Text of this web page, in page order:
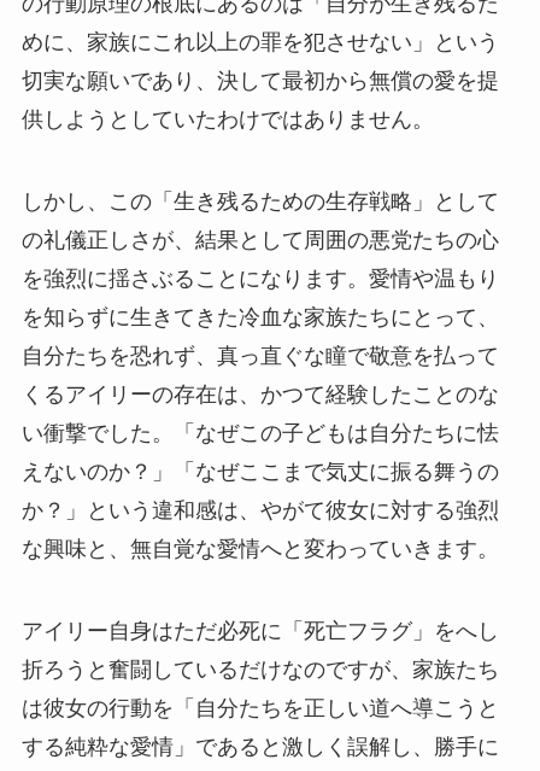
めに、家族にこれ以上の罪を犯させない」という
切実な願いであり、決して最初から無償の愛を提
供しようとしていたわけではありません。
しかし、この「生き残るための生存戦略」として
の礼儀正しさが、結果として周囲の悪党たちの心
を強烈に揺さぶることになります。愛情や温もり
を知らずに生きてきた冷血な家族たちにとって、
自分たちを恐れず、真っ直ぐな瞳で敬意を払って
くるアイリーの存在は、かつて経験したことのな
い衝撃でした。「なぜこの子どもは自分たちに怯
えないのか？」「なぜここまで気丈に振る舞うの
か？」という違和感は、やがて彼女に対する強烈
な興味と、無自覚な愛情へと変わっていきます。
アイリー自身はただ必死に「死亡フラグ」をへし
折ろうと奮闘しているだけなのですが、家族たち
は彼女の行動を「自分たちを正しい道へ導こうと
する純粋な愛情」であると激しく誤解し、勝手に